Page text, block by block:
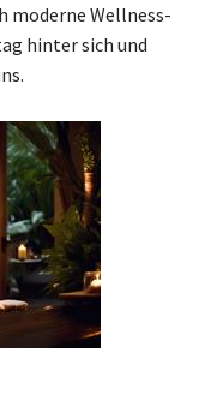
moderne Wellness-
hinter sich und